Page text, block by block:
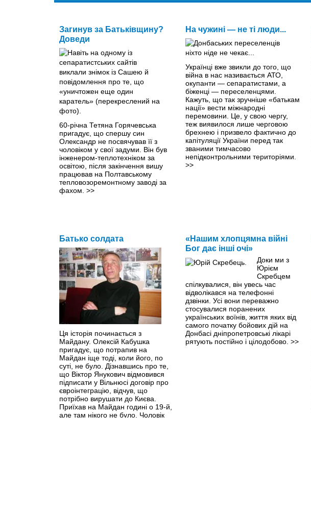
Загинув за Батьківщину?
Доведи
60-річна Тетяна Горячевська
пригадує, що спершу син
Олександр не посвячував її з
чоловіком у свої задуми. Він був
інженером-теплотехніком за
освітою, після закінчення вишу
працював на Полтавському
тепловозоремонтному заводі за
фахом. >>
На чужині — не ті люди...
Українці вже звикли до того, що
війна в нас називається АТО,
окупанти — сепаратистами, а
біженці — переселенцями.
Кажуть, що так зручніше «батькам
нації» вести міжнародні
перемовини. Це, у свою чергу,
теж виявилося лише черговою
брехнею і призвело фактично до
капітуляції України перед так
званими тимчасово
непідконтрольними територіями.
>>
Батько солдата
Ця історія починається з
Майдану. Олексій Кабушка
пригадує, що потрапив на
Майдан іще тоді, коли його, по
суті, не було. Дізнавшись про те,
що Віктор Янукович відмовився
підписати у Вільнюсі договір про
євроінтеграцію, відчув, що
потрібно вирушати до Києва.
Приїхав на Майдан годині о 19-й,
але там нікого не було. Чоловік
«Нашим хлопцямна війні
Бог дає інші очі»
Доки ми з
Юрієм
Скребцем
спілкувалися, він увесь час
відволікався на телефонні
дзвінки. Усі вони переважно
стосувалися поранених
українських воїнів, життя яких від
самого початку бойових дій на
Донбасі дніпропетровські лiкарi
рятують постійно і цілодобово. >>